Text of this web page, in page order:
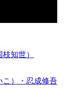
知世）
こ）・忍成修吾